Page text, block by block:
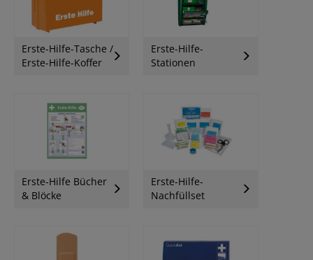
Erste-Hilfe-Tasche /
Erste-Hilfe-Koffer
Erste-Hilfe-
Stationen
Erste-Hilfe Bücher
& Blöcke
Erste-Hilfe-
Nachfüllset